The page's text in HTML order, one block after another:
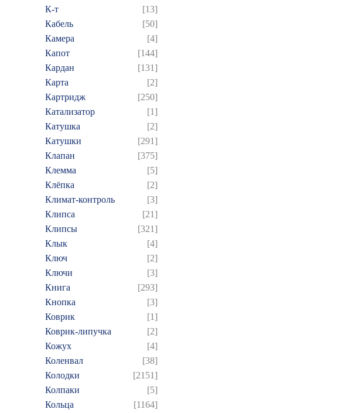
К-т
[13]
Кабель
[50]
Камера
[4]
Капот
[144]
Кардан
[131]
Карта
[2]
Картридж
[250]
Катализатор
[1]
Катушка
[2]
Катушки
[291]
Клапан
[375]
Клемма
[5]
Клёпка
[2]
Климат-контроль
[3]
Клипса
[21]
Клипсы
[321]
Клык
[4]
Ключ
[2]
Ключи
[3]
Книга
[293]
Кнопка
[3]
Коврик
[1]
Коврик-липучка
[2]
Кожух
[4]
Коленвал
[38]
Колодки
[2151]
Колпаки
[5]
Кольца
[1164]